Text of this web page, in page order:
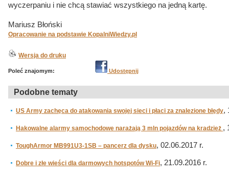
wyczerpaniu i nie chcą stawiać wszystkiego na jedną kartę.
Mariusz Błoński
Opracowanie na podstawie KopalniWiedzy.pl
Wersja do druku
Poleć znajomym: Udostępnij
Podobne tematy
US Army zachęca do atakowania swojej sieci i płaci za znalezione błędy,
Hakowalne alarmy samochodowe narażają 3 mln pojazdów na kradzież ,
ToughArmor MB991U3-1SB – pancerz dla dysku, 02.06.2017 r.
Dobre i złe wieści dla darmowych hotspotów Wi-Fi, 21.09.2016 r.